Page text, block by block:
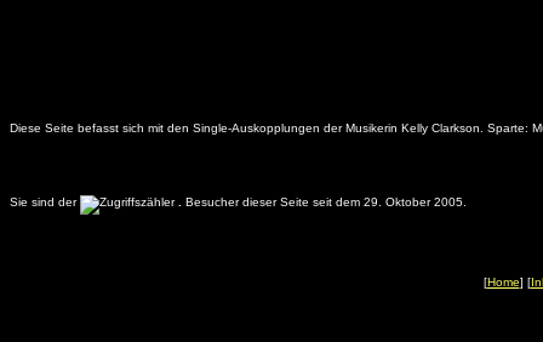
Diese Seite befasst sich mit den Single-Auskopplungen der Musikerin Kelly Clarkson. Sparte:
Sie sind der . Besucher dieser Seite seit dem 29. Oktober 2005.
[Home] [